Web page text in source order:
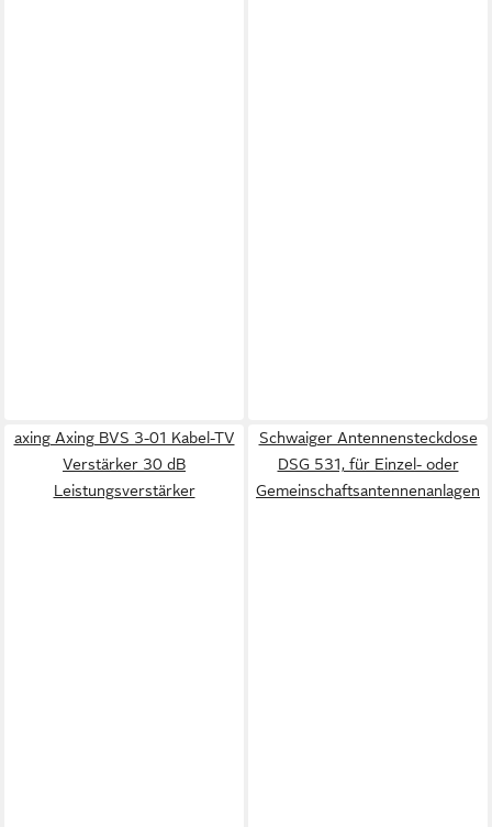
axing Axing BVS 3-01 Kabel-TV
Verstärker 30 dB
Leistungsverstärker
Schwaiger Antennensteckdose
DSG 531, für Einzel- oder
Gemeinschaftsantennenanlagen